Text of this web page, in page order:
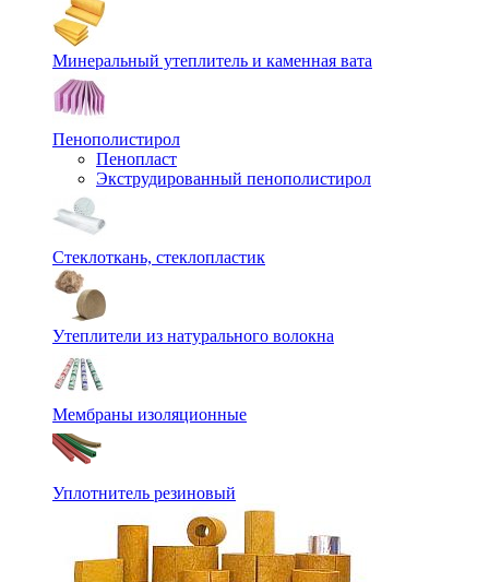
Минеральный утеплитель и каменная вата
Пенополистирол
Пенопласт
Экструдированный пенополистирол
Стеклоткань, стеклопластик
Утеплители из натурального волокна
Мембраны изоляционные
Уплотнитель резиновый